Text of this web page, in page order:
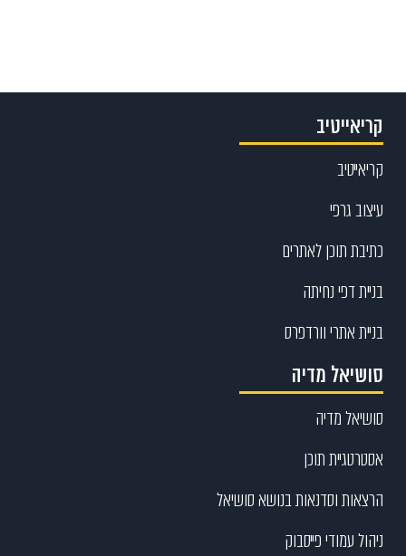
קריאייטיב
קריאייטיב
עיצוב גרפי
כתיבת תוכן לאתרים
בניית דפי נחיתה
בניית אתרי וורדפרס
סושיאל מדיה
סושיאל מדיה
אסטרטגיית תוכן
הרצאות וסדנאות בנושא סושיאל
ניהול עמודי פייסבוק